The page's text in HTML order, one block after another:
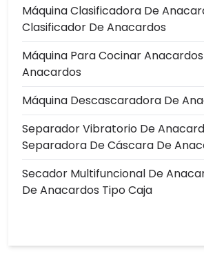
Máquina Clasificadora De
Clasificador De Anacardos
Máquina Para Cocinar
Anacardos
Máquina Descascaradora De
Separador Vibratorio De
Separadora De Cáscara De
Secador Multifuncional De
De Anacardos Tipo Caja